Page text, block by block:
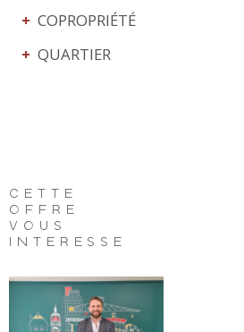
COPROPRIÉTÉ
QUARTIER
CETTE
OFFRE
VOUS
INTÉRESSE